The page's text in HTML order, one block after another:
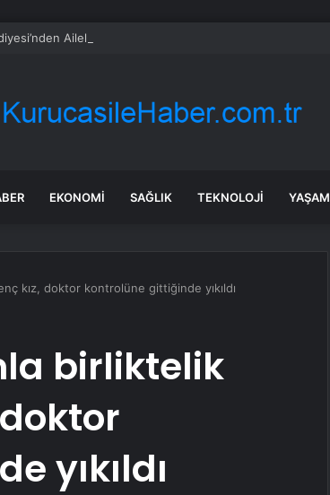
Ailelere Etkili Ebeveynlik Eğitimi
EKONOMI SAĞLIK TEKNOLOJI YAŞAM
kız, doktor kontrolüne gittiğinde yıkıldı
birliktelik
yıkıldı